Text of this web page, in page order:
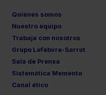
Quiénes somos
Nuestro equipo
Trabaja con nosotros
Grupo Lefebvre-Sarrut
Sala de Prensa
Sistemática Memento
Canal ético